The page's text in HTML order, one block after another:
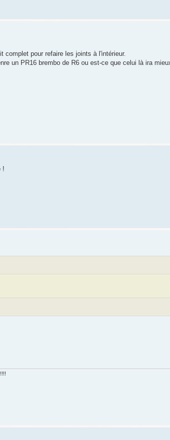
complet pour refaire les joints à l'intérieur.
un PR16 brembo de R6 ou est-ce que celui là ira
!